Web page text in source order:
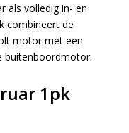
als volledig in- en
combineert de
motor met een
buitenboordmotor.
1pk